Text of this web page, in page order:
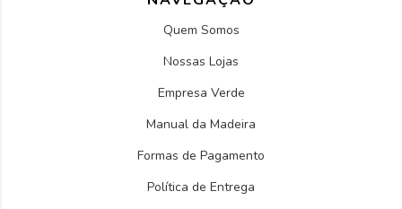
Quem Somos
Nossas Lojas
Empresa Verde
Manual da Madeira
Formas de Pagamento
Política de Entrega